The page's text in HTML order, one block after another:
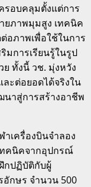
รอบคลุมตั้งแต่การ
ยภาพมุมสูง เทคนิค
อภาพเพื่อใช้ในการ
มการเรียนรู้ในรูป
ทั้งนี้ วช. มุ่งหวัง
ะต่อยอดได้จริงใน
นาสู่การสร้างอาชีพ
เครื่องบินจำลอง
ทคนิคจากอุปกรณ์
กปฏิบัติกับผู้
กษร จำนวน 500